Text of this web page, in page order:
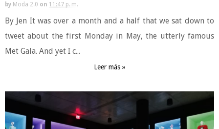
by Moda 2.0 on 11:47 p. m.
By Jen It was over a month and a half that we sat down to
tweet about the first Monday in May, the utterly famous
Met Gala. And yet I c...
Leer más »